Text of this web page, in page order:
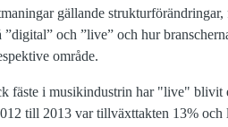
gällande strukturförändringar,
och ”live” och hur
område.
fäste i musikindustrin har "live"
till 2013 var tillväxttakten 13%